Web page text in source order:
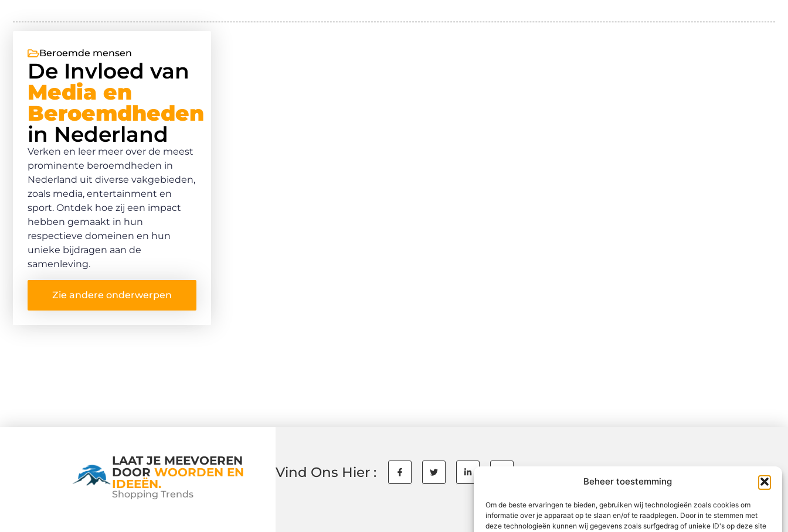
Beheer toestemming
Om de beste ervaringen te bieden, gebruiken wij technologieën zoals cookies om
informatie over je apparaat op te slaan en/of te raadplegen. Door in te stemmen met
deze technologieën kunnen wij gegevens zoals surfgedrag of unieke ID's op deze site
Beroemde mensen
De Invloed van
Media en
Beroemdheden
in Nederland
Verken en leer meer over de meest
prominente beroemdheden in
Nederland uit diverse vakgebieden,
zoals media, entertainment en
sport. Ontdek hoe zij een impact
hebben gemaakt in hun
respectieve domeinen en hun
unieke bijdragen aan de
samenleving.
Zie andere onderwerpen
LAAT JE MEEVOEREN
DOOR WOORDEN EN
IDEEËN.
Shopping Trends
Vind Ons Hier :